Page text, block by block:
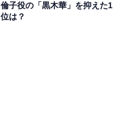
倫子役の「黒木華」を抑えた1
位は？